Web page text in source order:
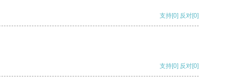
支持[0] 反对[0]
支持[0] 反对[0]